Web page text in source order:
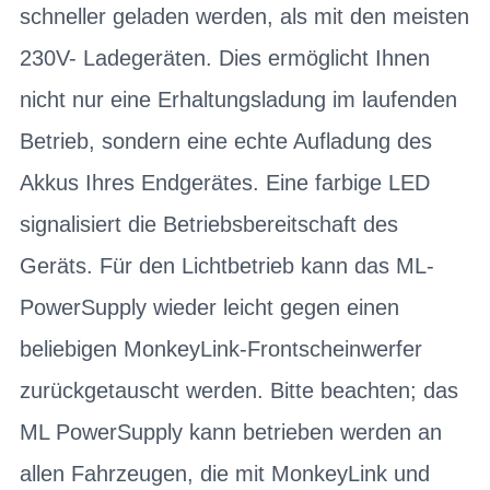
schneller geladen werden, als mit den meisten
230V- Ladegeräten. Dies ermöglicht Ihnen
nicht nur eine Erhaltungsladung im laufenden
Betrieb, sondern eine echte Aufladung des
Akkus Ihres Endgerätes. Eine farbige LED
signalisiert die Betriebsbereitschaft des
Geräts. Für den Lichtbetrieb kann das ML-
PowerSupply wieder leicht gegen einen
beliebigen MonkeyLink-Frontscheinwerfer
zurückgetauscht werden. Bitte beachten; das
ML PowerSupply kann betrieben werden an
allen Fahrzeugen, die mit MonkeyLink und